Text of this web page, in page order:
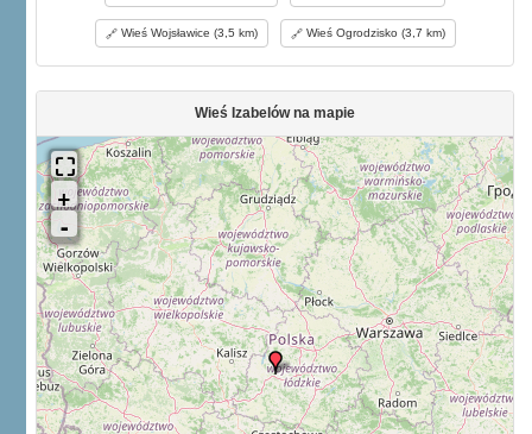
Wieś Wojsławice (3,5 km) Wieś Ogrodzisko (3,7 km)
Wieś Izabelów na mapie